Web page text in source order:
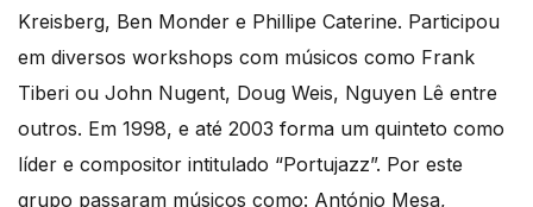
Kreisberg, Ben Monder e Phillipe Caterine. Participou
em diversos workshops com músicos como Frank
Tiberi ou John Nugent, Doug Weis, Nguyen Lê entre
outros. Em 1998, e até 2003 forma um quinteto como
líder e compositor intitulado “Portujazz”. Por este
grupo passaram músicos como: António Mesa,